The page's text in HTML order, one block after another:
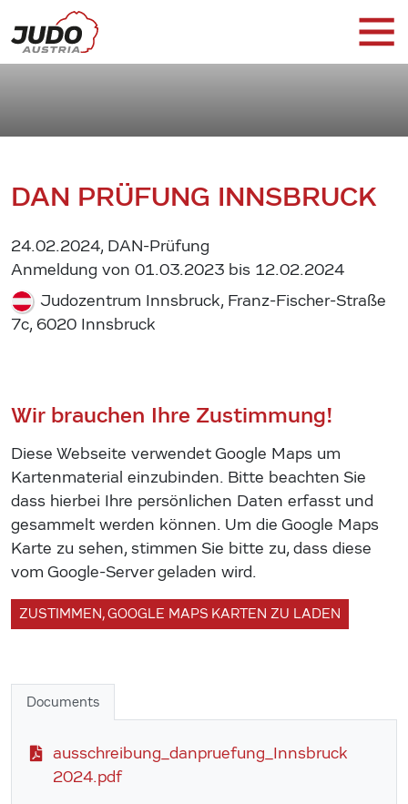
DAN PRÜFUNG INNSBRUCK
24.02.2024, DAN-Prüfung
Anmeldung von 01.03.2023 bis 12.02.2024
Judozentrum Innsbruck, Franz-Fischer-Straße
7c, 6020 Innsbruck
Wir brauchen Ihre Zustimmung!
Diese Webseite verwendet Google Maps um
Kartenmaterial einzubinden. Bitte beachten Sie
dass hierbei Ihre persönlichen Daten erfasst und
gesammelt werden können. Um die Google Maps
Karte zu sehen, stimmen Sie bitte zu, dass diese
vom Google-Server geladen wird.
ZUSTIMMEN, GOOGLE MAPS KARTEN ZU LADEN
Documents
ausschreibung_danpruefung_Innsbruck
2024.pdf